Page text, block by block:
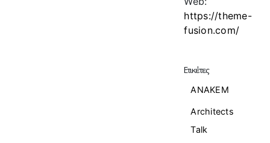
https://theme-
fusion.com/
Ετικέτες
ANAKEM
Architects
Talk